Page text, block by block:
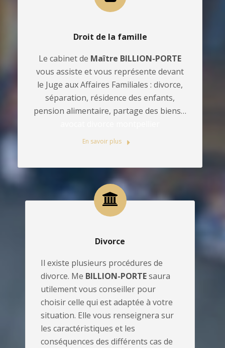
Droit de la famille
Le cabinet de Maître BILLION-PORTE
vous assiste et vous représente devant
le Juge aux Affaires Familiales : divorce,
séparation, résidence des enfants,
pension alimentaire, partage des biens…
En savoir plus
Divorce
Il existe plusieurs procédures de
divorce. Me BILLION-PORTEsaura
utilement vous conseiller pour
choisir celle qui est adaptée à votre
situation. Elle vous renseignera sur
les caractéristiques et les
conséquences des différents cas de